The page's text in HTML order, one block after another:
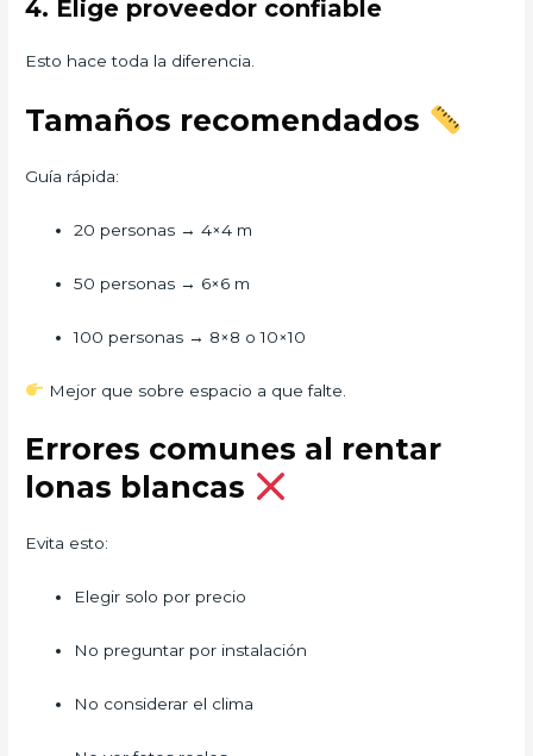
4. Elige proveedor confiable
Esto hace toda la diferencia.
Tamaños recomendados
Guía rápida:
20 personas → 4×4 m
50 personas → 6×6 m
100 personas → 8×8 o 10×10
Mejor que sobre espacio a que falte.
Errores comunes al rentar
lonas blancas
Evita esto:
Elegir solo por precio
No preguntar por instalación
No considerar el clima